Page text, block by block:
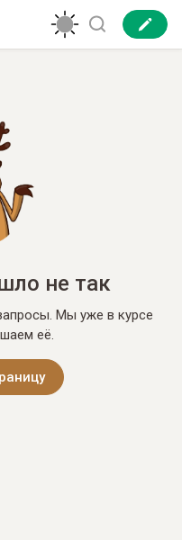
не так
Мы уже в курсе
её.